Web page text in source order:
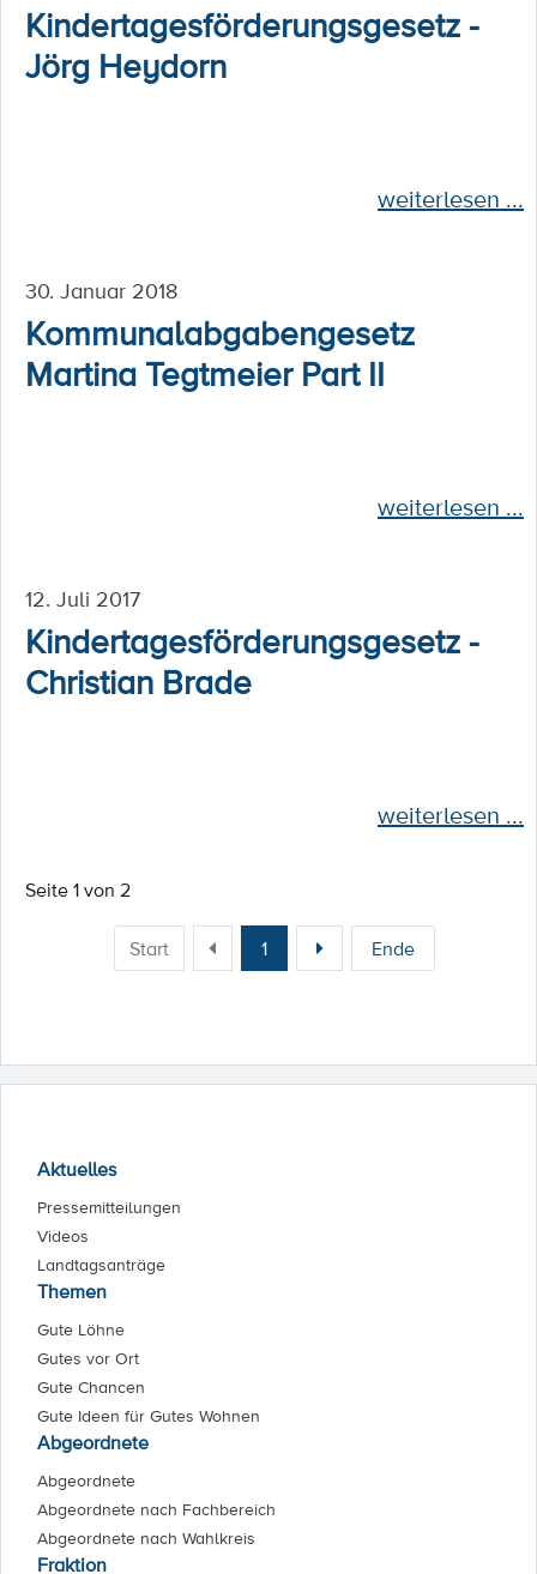
Kindertagesförderungsgesetz -
Jörg Heydorn
weiterlesen ...
30. Januar 2018
Kommunalabgabengesetz
Martina Tegtmeier Part II
weiterlesen ...
12. Juli 2017
Kindertagesförderungsgesetz -
Christian Brade
weiterlesen ...
Seite 1 von 2
Start 1 Ende
Aktuelles
Pressemitteilungen
Videos
Landtagsanträge
Themen
Gute Löhne
Gutes vor Ort
Gute Chancen
Gute Ideen für Gutes Wohnen
Abgeordnete
Abgeordnete
Abgeordnete nach Fachbereich
Abgeordnete nach Wahlkreis
Fraktion